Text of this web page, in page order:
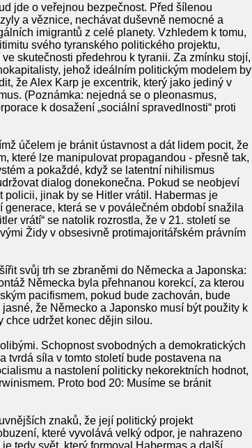
jde o veřejnou bezpečnost. Před šílenou
a věznice, nechávat duševně nemocné a
imigrantů z celé planety. Vzhledem k tomu,
svého tyranského politického projektu,
skutečnosti předehrou k tyranii. Za zmínku stojí,
jehož ideálním politickým modelem by
že Alex Karp je excentrik, který jako jediný v
(Poznámka: nejedná se o pleonasmus,
k dosažení „sociální spravedlnosti“ proti
účelem je bránit ústavnost a dát lidem pocit, že
které lze manipulovat propagandou - přesně tak,
a pokaždé, když se latentní nihilismus
dialog donekonečna. Pokud se neobjeví
jinak by se Hitler vrátil. Habermas je
která se v poválečném období snažila
vrátí“ se natolik rozrostla, že v 21. století se
Židy v obsesivně protimajoritářském právním
svůj trh se zbraněmi do Německa a Japonska:
Německa byla přehnanou korekcí, za kterou
pacifismem, pokud bude zachován, bude
že Německo a Japonsko musí být použity k
udržet konec dějin silou.
Schopnost svobodných a demokratických
tvrdá síla v tomto století bude postavena na
a nastolení politicky nekorektních hodnot,
Proto bod 20: Musíme se bránit
znaků, že její politický projekt
které vyvolává velký odpor, je nahrazeno
tedy svět, který formoval Habermas a další